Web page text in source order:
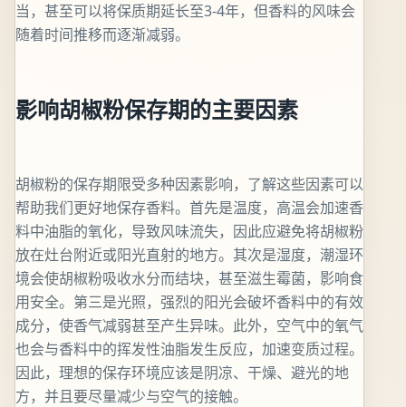
当，甚至可以将保质期延长至3-4年，但香料的风味会
随着时间推移而逐渐减弱。
影响胡椒粉保存期的主要因素
胡椒粉的保存期限受多种因素影响，了解这些因素可以
帮助我们更好地保存香料。首先是温度，高温会加速香
料中油脂的氧化，导致风味流失，因此应避免将胡椒粉
放在灶台附近或阳光直射的地方。其次是湿度，潮湿环
境会使胡椒粉吸收水分而结块，甚至滋生霉菌，影响食
用安全。第三是光照，强烈的阳光会破坏香料中的有效
成分，使香气减弱甚至产生异味。此外，空气中的氧气
也会与香料中的挥发性油脂发生反应，加速变质过程。
因此，理想的保存环境应该是阴凉、干燥、避光的地
方，并且要尽量减少与空气的接触。